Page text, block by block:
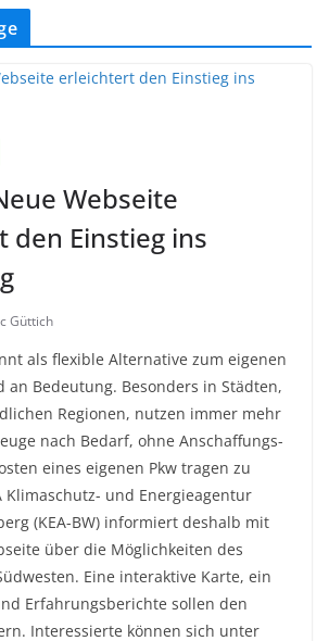
Webseite
den Einstieg ins
Güttich
als flexible Alternative zum eigenen
an Bedeutung. Besonders in Städten,
Regionen, nutzen immer mehr
nach Bedarf, ohne Anschaffungs-
eines eigenen Pkw tragen zu
Klimaschutz- und Energieagentur
(KEA-BW) informiert deshalb mit
über die Möglichkeiten des
Eine interaktive Karte, ein
Erfahrungsberichte sollen den
Interessierte können sich unter